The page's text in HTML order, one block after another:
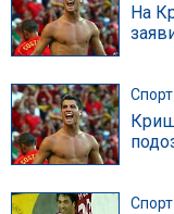
На
Спорт
Спорт